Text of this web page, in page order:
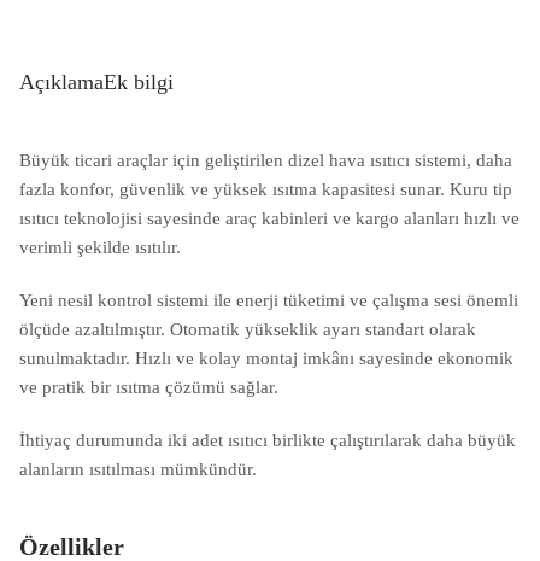
AçıklamaEk bilgi
Büyük ticari araçlar için geliştirilen dizel hava ısıtıcı sistemi, daha
fazla konfor, güvenlik ve yüksek ısıtma kapasitesi sunar. Kuru tip
ısıtıcı teknolojisi sayesinde araç kabinleri ve kargo alanları hızlı ve
verimli şekilde ısıtılır.
Yeni nesil kontrol sistemi ile enerji tüketimi ve çalışma sesi önemli
ölçüde azaltılmıştır. Otomatik yükseklik ayarı standart olarak
sunulmaktadır. Hızlı ve kolay montaj imkânı sayesinde ekonomik
ve pratik bir ısıtma çözümü sağlar.
İhtiyaç durumunda iki adet ısıtıcı birlikte çalıştırılarak daha büyük
alanların ısıtılması mümkündür.
Özellikler